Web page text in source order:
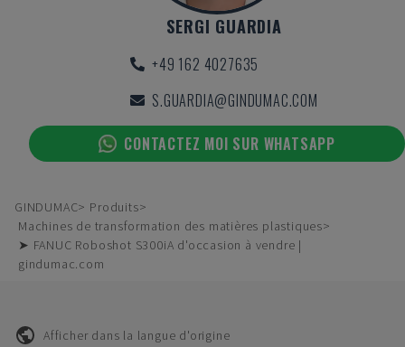
SERGI GUARDIA
+49 162 4027635
S.GUARDIA@GINDUMAC.COM
CONTACTEZ MOI SUR WHATSAPP
GINDUMAC
Produits
Machines de transformation des matières plastiques
➤ FANUC Roboshot S300iA d'occasion à vendre |
gindumac.com
Afficher dans la langue d'origine